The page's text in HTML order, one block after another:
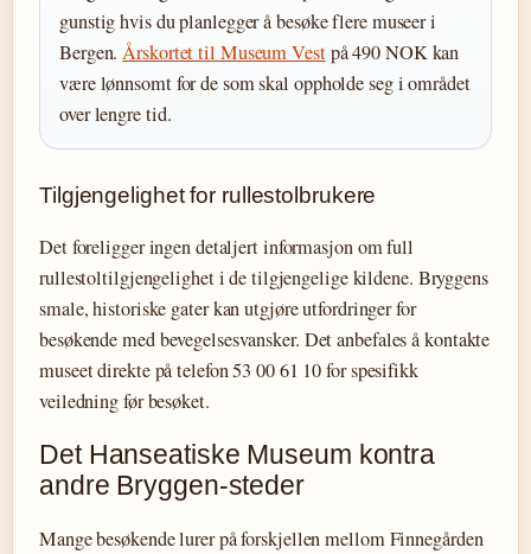
gunstig hvis du planlegger å besøke flere museer i
Bergen.Årskortet til Museum Vestpå 490 NOK kan
være lønnsomt for de som skal oppholde seg i området
over lengre tid.
Tilgjengelighet for rullestolbrukere
Det foreligger ingen detaljert informasjon om full
rullestoltilgjengelighet i de tilgjengelige kildene. Bryggens
smale, historiske gater kan utgjøre utfordringer for
besøkende med bevegelsesvansker. Det anbefales å kontakte
museet direkte på telefon 53 00 61 10 for spesifikk
veiledning før besøket.
Det Hanseatiske Museum kontra
andre Bryggen-steder
Mange besøkende lurer på forskjellen mellom Finnegården